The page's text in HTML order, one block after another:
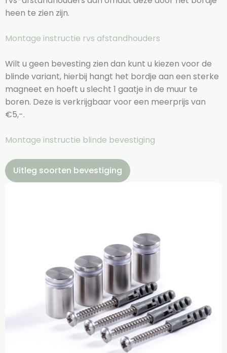
heen te zien zijn.
Montage instructie rvs afstandhouders
Wilt u geen bevesting zien dan kunt u kiezen voor de
blinde variant, hierbij hangt het bordje aan een sterke
magneet en hoeft u slecht 1 gaatje in de muur te
boren. Deze is verkrijgbaar voor een meerprijs van
€5,-.
Montage instructie blinde bevestiging
Uitleg soorten bevestiging